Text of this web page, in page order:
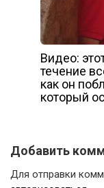
Видео:
течение
как он
который
Добавить
Для отправки